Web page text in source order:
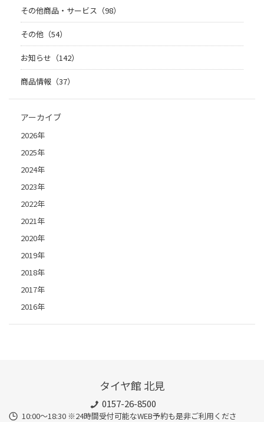
その他商品・サービス（98）
その他（54）
お知らせ（142）
商品情報（37）
アーカイブ
2026年
2025年
2024年
2023年
2022年
2021年
2020年
2019年
2018年
2017年
2016年
タイヤ館 北見
0157-26-8500
10:00～18:30 ※24時間受付可能なWEB予約も是非ご利用くださ